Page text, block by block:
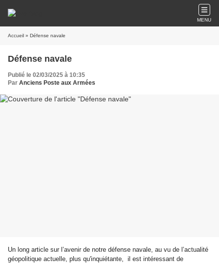
MENU
Accueil » Défense navale
Défense navale
Publié le 02/03/2025 à 10:35
Par Anciens Poste aux Armées
Un long article sur l’avenir de notre défense navale, au vu de l’actualité
géopolitique actuelle, plus qu'inquiétante, il est intéressant de